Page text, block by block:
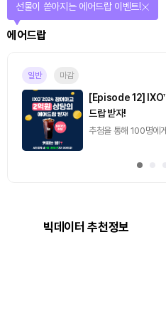
에어드랍
선물이 쏟아지는 에어드랍 이벤트!
일반 마감
[Episode 12]
드랍 받자!
추첨을 통해 100명에
빅데이터 추천정보